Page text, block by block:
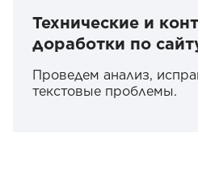
Технические и
доработки по
Проведем анализ,
текстовые проблемы.